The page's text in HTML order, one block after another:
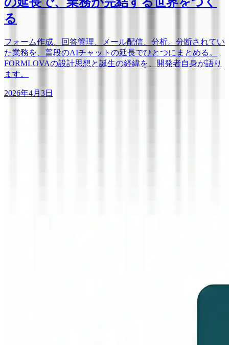
る
フォーム作成、回答管理、メール配信、分析。分断されてい
た業務を、普段のAIチャットの延長でひとつにまとめる。
FORMLOVAの設計思想と誕生の経緯を、開発者自身が語り
ます。
2026年4月3日